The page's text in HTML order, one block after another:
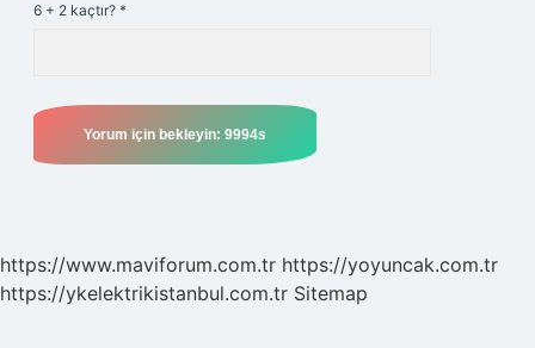
6 + 2 kaçtır? *
https://www.maviforum.com.tr https://yoyuncak.com.tr
https://ykelektrikistanbul.com.tr Sitemap